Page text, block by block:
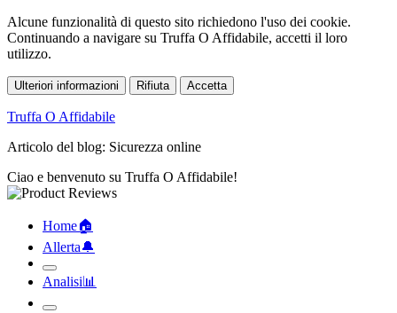
Alcune funzionalità di questo sito richiedono l'uso dei cookie.
Continuando a navigare su Truffa O Affidabile, accetti il loro
utilizzo.
Ulteriori informazioni Rifiuta Accetta
Truffa O Affidabile
Articolo del blog: Sicurezza online
Ciao e benvenuto su Truffa O Affidabile!
Home🏠︎
Allerta🔔︎
Analisi📊︎